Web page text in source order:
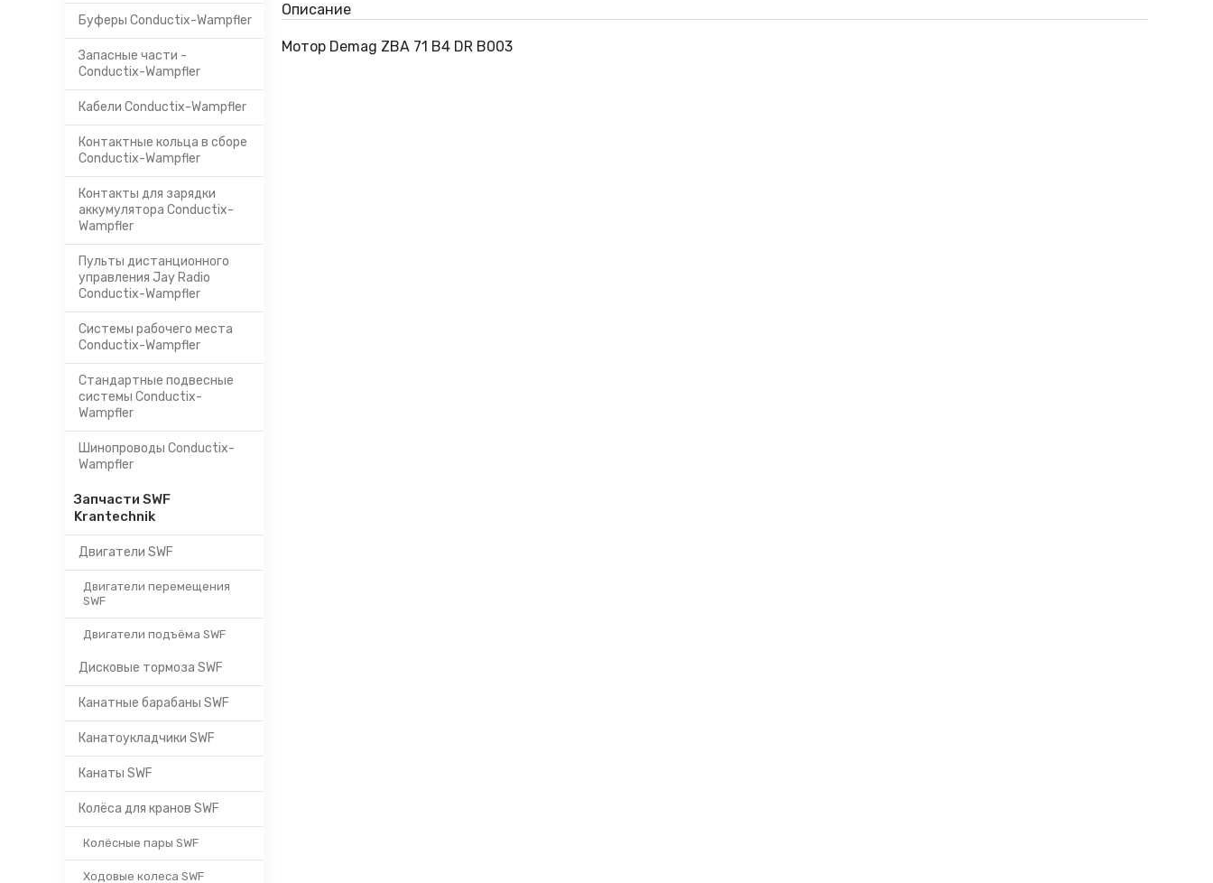
Буферы Conductix-Wampfler
Запасные части -
Conductix-Wampfler
Кабели Conductix-Wampfler
Контактные кольца в сборе
Conductix-Wampfler
Контакты для зарядки
аккумулятора Conductix-
Wampfler
Пульты дистанционного
управления Jay Radio
Conductix-Wampfler
Системы рабочего места
Conductix-Wampfler
Стандартные подвесные
системы Conductix-
Wampfler
Шинопроводы Conductix-
Wampfler
Запчасти SWF
Krantechnik
Двигатели SWF
Двигатели перемещения
SWF
Двигатели подъёма SWF
Дисковые тормоза SWF
Канатные барабаны SWF
Канатоукладчики SWF
Канаты SWF
Колёса для кранов SWF
Колёсные пары SWF
Ходовые колеса SWF
Описание
Мотор Demag ZBA 71 B4 DR B003